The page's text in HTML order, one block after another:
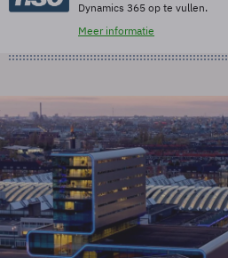
Dynamics 365 op te vullen.
Meer informatie